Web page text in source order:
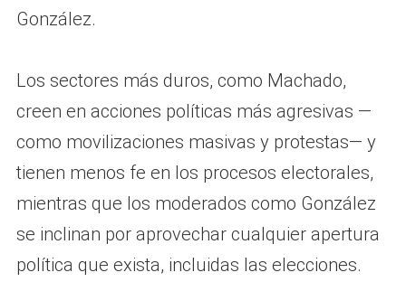
González.
Los sectores más duros, como Machado,
creen en acciones políticas más agresivas —
como movilizaciones masivas y protestas— y
tienen menos fe en los procesos electorales,
mientras que los moderados como González
se inclinan por aprovechar cualquier apertura
política que exista, incluidas las elecciones.